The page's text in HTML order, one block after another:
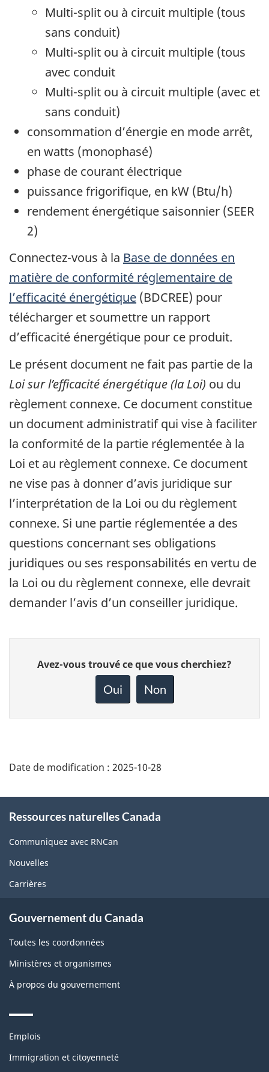
Multi-split ou à circuit multiple (tous
sans conduit)
Multi-split ou à circuit multiple (tous
avec conduit
Multi-split ou à circuit multiple (avec et
sans conduit)
consommation d’énergie en mode arrêt,
en watts (monophasé)
phase de courant électrique
puissance frigorifique, en kW (Btu/h)
rendement énergétique saisonnier (SEER
2)
Connectez-vous à la Base de données en
matière de conformité réglementaire de
l’efficacité énergétique (BDCREE) pour
télécharger et soumettre un rapport
d’efficacité énergétique pour ce produit.
Le présent document ne fait pas partie de la
Loi sur l’efficacité énergétique (la Loi) ou du
règlement connexe. Ce document constitue
un document administratif qui vise à faciliter
la conformité de la partie réglementée à la
Loi et au règlement connexe. Ce document
ne vise pas à donner d’avis juridique sur
l’interprétation de la Loi ou du règlement
connexe. Si une partie réglementée a des
questions concernant ses obligations
juridiques ou ses responsabilités en vertu de
la Loi ou du règlement connexe, elle devrait
demander l’avis d’un conseiller juridique.
Donnez
votre
page
Avez-vous trouvé ce que vous cherchiez?
Oui Non
Date de modification : 2025-10-28
this
site
Ressources naturelles Canada
Communiquez avec RNCan
Nouvelles
Carrières
Gouvernement du Canada
Toutes les coordonnées
Ministères et organismes
À propos du gouvernement
Themes
topics
Emplois
Immigration et citoyenneté